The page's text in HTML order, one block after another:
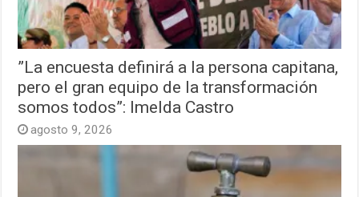
”La encuesta definirá a la persona capitana,
pero el gran equipo de la transformación
somos todos”: Imelda Castro
agosto 9, 2026